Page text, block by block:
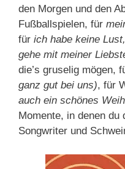
den Morgen und den
Fußballspielen, für
für ich habe keine
gehe mit meiner
die’s gruselig mögen,
ganz gut bei uns), für
auch ein schönes
Momente, in denen
Songwriter und